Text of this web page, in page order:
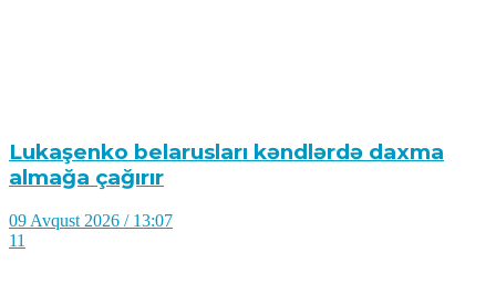
Lukaşenko belarusları kəndlərdə daxma
almağa çağırır
09 Avqust 2026 / 13:07
11